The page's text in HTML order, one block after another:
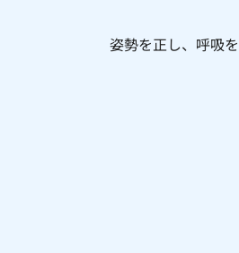
姿勢を正し、呼吸